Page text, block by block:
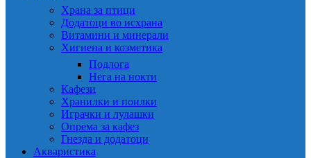
Храна за птици
Додатоци во исхрана
Витамини и минерали
Хигиена и козметика
Подлога
Нега на нокти
Кафези
Хранилки и поилки
Играчки и лулашки
Опрема за кафез
Гнезда и додатоци
Акваристика